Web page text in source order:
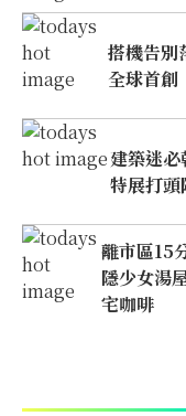
搭機告別
全球首
建築迷
特展打
離市區15
隱少女湯
宅咖啡